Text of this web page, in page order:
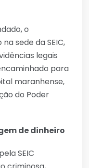
o
sede da SEIC,
legais
para
maranhense,
do Poder
de dinheiro
SEIC